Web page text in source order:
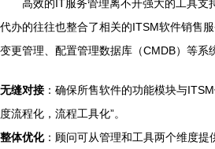
高效的IT服务管理离不开强大的工具支
代办的往往也整合了相关的ITSM软件销售
变更管理、配置管理数据库（CMDB）等系
无缝对接 ：确保所售软件的功能模块与
度流程化，流程工具化”。
整体优化：顾问可从管理和工具两个维度提